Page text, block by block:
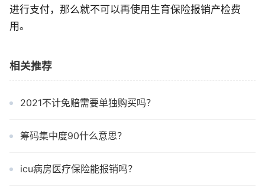
进行支付，那么就不可以再使用生育保险报销产检费
用。
相关推荐
2021不计免赔需要单独购买吗？
筹码集中度90什么意思？
icu病房医疗保险能报销吗？